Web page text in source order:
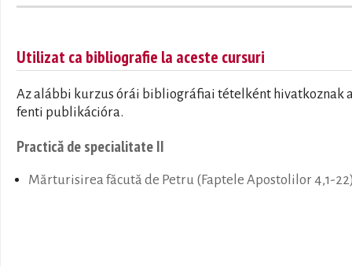
Utilizat ca bibliografie la aceste cursuri
Az alábbi kurzus órái bibliográfiai tételként hivatkoznak
fenti publikációra.
Practică de specialitate II
Mărturisirea făcută de Petru (Faptele Apostolilor 4,1-